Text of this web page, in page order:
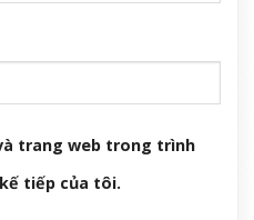
trang web trong trình
tiếp của tôi.